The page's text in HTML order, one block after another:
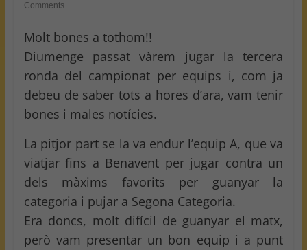
Comments
Molt bones a tothom!!
Diumenge passat vàrem jugar la tercera
ronda del campionat per equips i, com ja
debeu de saber tots a hores d’ara, vam tenir
bones i males notícies.
La pitjor part se la va endur l’equip A, que va
viatjar fins a Benavent per jugar contra un
dels màxims favorits per guanyar la
categoria i pujar a Segona Categoria.
Era doncs, molt difícil de guanyar el matx,
però vam presentar un bon equip i a punt